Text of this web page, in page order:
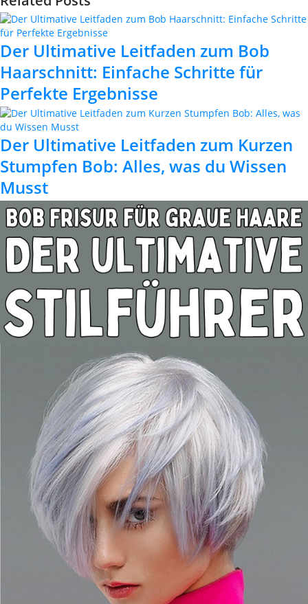
Der Ultimative Leitfaden zum Bob
Haarschnitt: Einfache Schritte für
Perfekte Ergebnisse
Der Ultimative Leitfaden zum Kurzen
Stumpfen Bob: Alles, was du Wissen
Musst